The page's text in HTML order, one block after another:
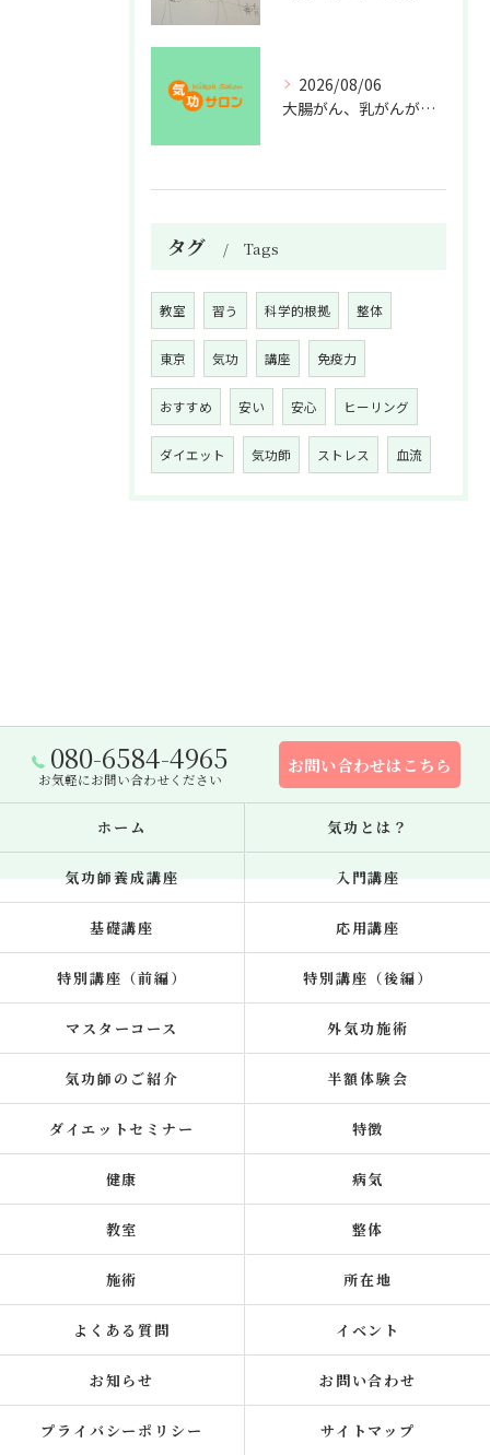
2026/08/06
大腸がん、乳がんが増えた理由
タグ Tags
教室 習う 科学的根拠 整体
東京 気功 講座 免疫力
おすすめ 安い 安心 ヒーリング
ダイエット 気功師 ストレス 血流
080-6584-4965
お気軽にお問い合わせください
お問い合わせはこちら
ホーム 気功とは？
気功師養成講座 入門講座
基礎講座 応用講座
特別講座（前編） 特別講座（後編）
マスターコース 外気功施術
気功師のご紹介 半額体験会
ダイエットセミナー 特徴
健康 病気
教室 整体
施術 所在地
よくある質問 イベント
お知らせ お問い合わせ
プライバシーポリシー サイトマップ